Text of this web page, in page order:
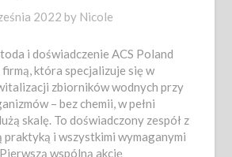
2022 by Nicole
i doświadczenie ACS Poland
firmą, która specjalizuje się w
zbiorników wodnych przy
– bez chemii, w pełni
skalę. To doświadczony zespół z
i wszystkimi wymaganymi
wspólną akcję